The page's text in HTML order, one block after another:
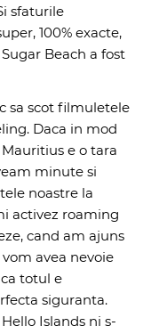
sfaturile
100% exacte,
Beach a fost
sa scot filmuletele
Daca in mod
e o tara
minute si
noastre la
activez roaming
cand am ajuns
avea nevoie
totul e
siguranta.
Islands ni s-